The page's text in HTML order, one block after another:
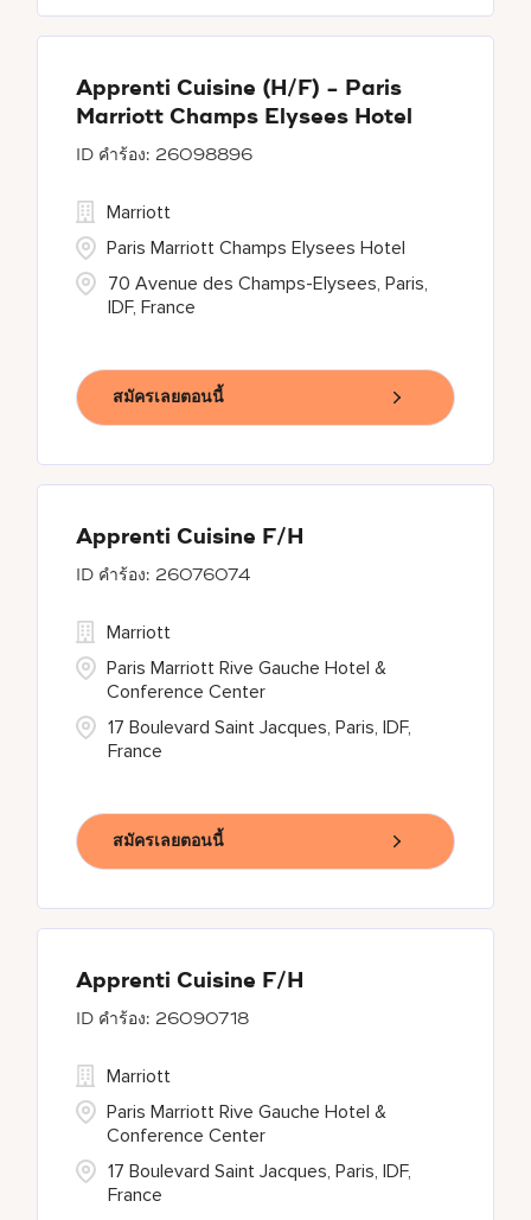
Apprenti Cuisine (H/F) - Paris
Marriott Champs Elysees Hotel
26098896
70 Avenue des Champs-Elysees, Paris,
IDF, France
Marriott
Paris Marriott Champs Elysees Hotel
สมัครเลยตอนนี้
Apprenti Cuisine F/H
26076074
17 Boulevard Saint Jacques, Paris, IDF,
France
Marriott
Paris Marriott Rive Gauche Hotel &
Conference Center
สมัครเลยตอนนี้
Apprenti Cuisine F/H
26090718
17 Boulevard Saint Jacques, Paris, IDF,
France
Marriott
Paris Marriott Rive Gauche Hotel &
Conference Center